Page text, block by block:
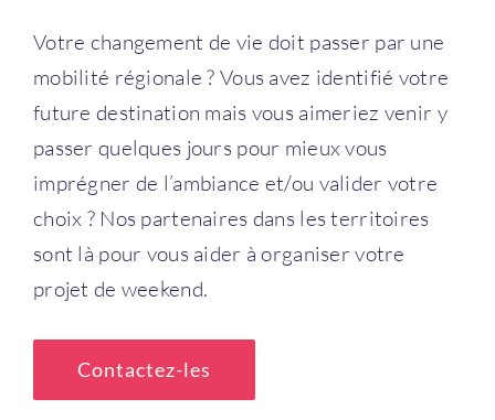
Votre changement de vie doit passer par une
mobilité régionale ? Vous avez identifié votre
future destination mais vous aimeriez venir y
passer quelques jours pour mieux vous
imprégner de l’ambiance et/ou valider votre
choix ? Nos partenaires dans les territoires
sont là pour vous aider à organiser votre
projet de weekend.
Contactez-les